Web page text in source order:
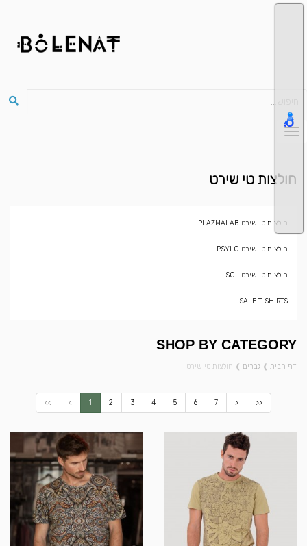
חולצות טי שירט
חולצות טי שירט PLAZMALAB
חולצות טי שירט PSYLO
חולצות טי שירט SOL
SALE T-SHIRTS
SHOP BY CATEGORY
דף הבית ❱ גברים ❱ חולצות טי שירט
<< < 1 2 3 4 5 6 7 > >>